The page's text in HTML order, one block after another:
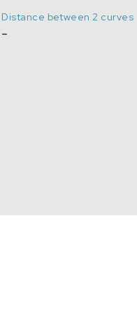
Distance between 2 curves
-